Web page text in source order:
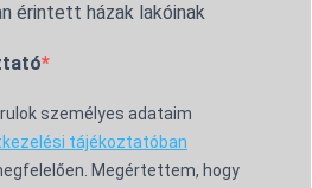
érintett házak lakóinak
személyes adataim
tájékoztatóban
Megértettem, hogy